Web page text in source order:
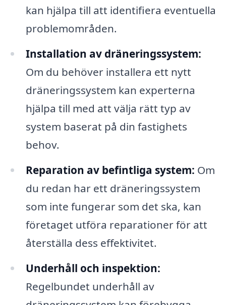
kan hjälpa till att identifiera eventuella
problemområden.
Installation av dräneringssystem:
Om du behöver installera ett nytt
dräneringssystem kan experterna
hjälpa till med att välja rätt typ av
system baserat på din fastighets
behov.
Reparation av befintliga system: Om
du redan har ett dräneringssystem
som inte fungerar som det ska, kan
företaget utföra reparationer för att
återställa dess effektivitet.
Underhåll och inspektion:
Regelbundet underhåll av